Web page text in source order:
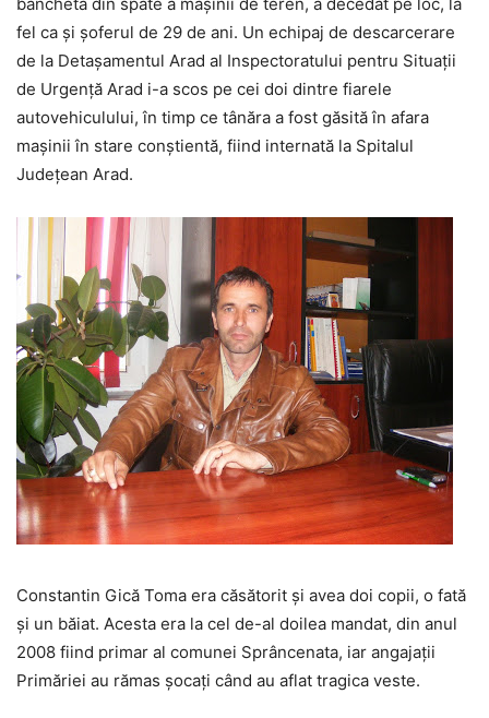
fel ca şi şoferul de 29 de ani. Un echipaj de descarcerare
de la Detaşamentul Arad al Inspectoratului pentru Situaţii
de Urgenţă Arad i-a scos pe cei doi dintre fiarele
autovehiculului, în timp ce tânăra a fost găsită în afara
maşinii în stare conştientă, fiind internată la Spitalul
Judeţean Arad.
Constantin Gică Toma era căsătorit şi avea doi copii, o fată
şi un băiat. Acesta era la cel de-al doilea mandat, din anul
2008 fiind primar al comunei Sprâncenata, iar angajaţii
Primăriei au rămas şocaţi când au aflat tragica veste.